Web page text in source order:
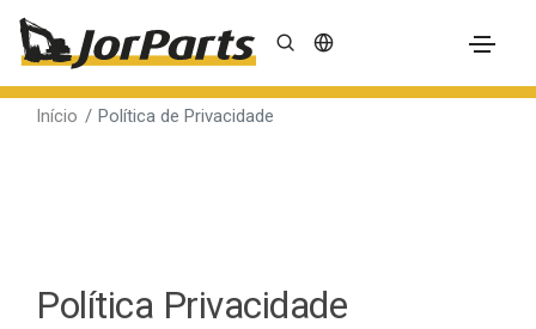
Início Política de Privacidade
Política Privacidade